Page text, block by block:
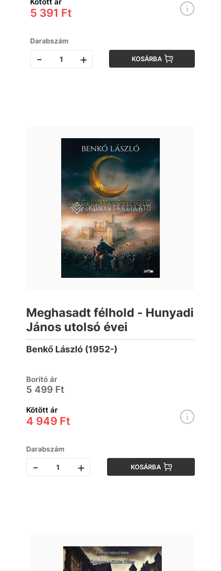
5 391 Ft
Darabszám
- + KOSÁRBA
Meghasadt félhold - Hunyadi
János utolsó évei
Benkő László (1952-)
Borító ár
5 499 Ft
Kötött ár
4 949 Ft
Darabszám
- + KOSÁRBA